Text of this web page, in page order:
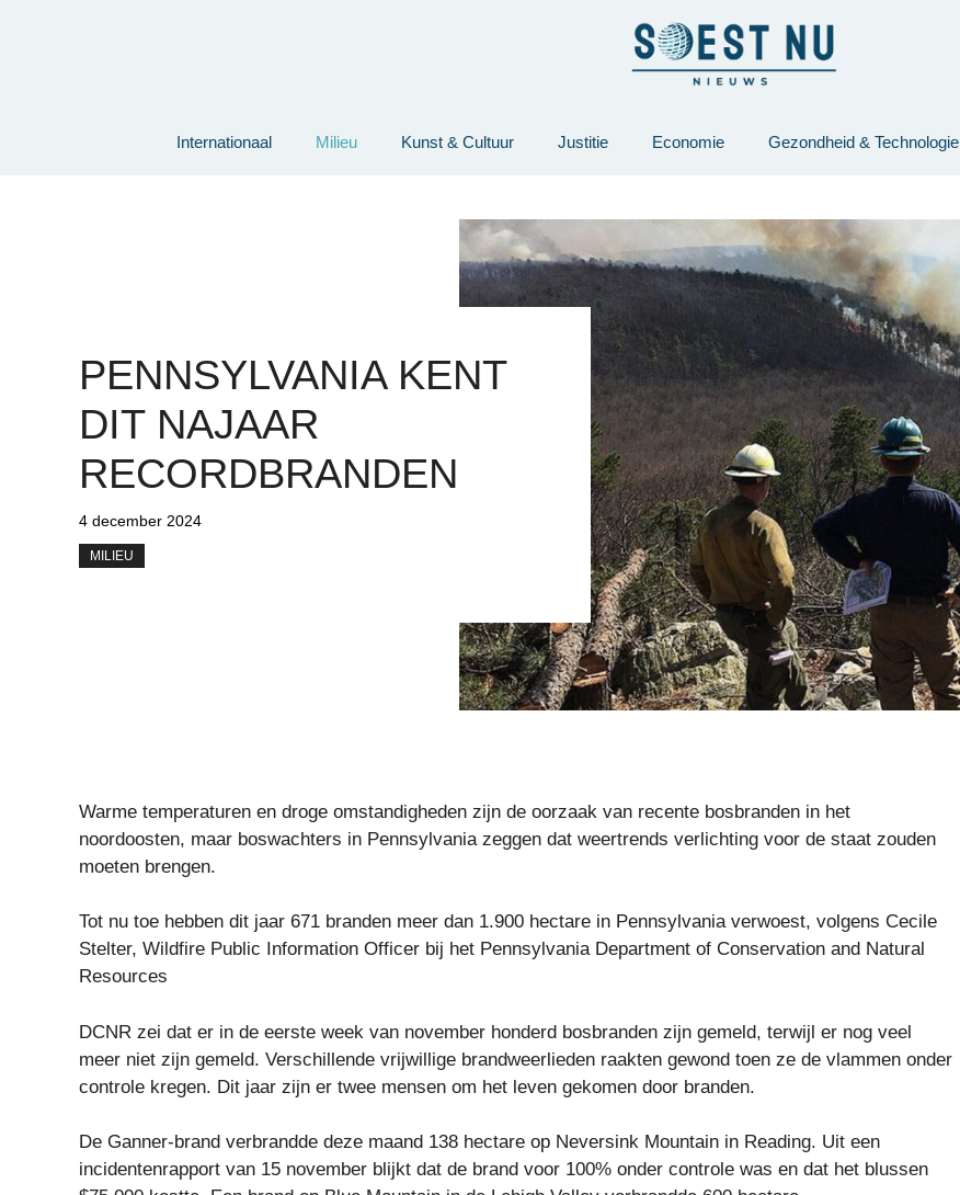
Internationaal Milieu Kunst & Cultuur Justitie Economie Gezondheid & Technologie
PENNSYLVANIA KENT
DIT NAJAAR
RECORDBRANDEN
4 december 2024
MILIEU
Warme temperaturen en droge omstandigheden zijn de oorzaak van recente bosbranden in het
noordoosten, maar boswachters in Pennsylvania zeggen dat weertrends verlichting voor de staat zouden
moeten brengen.
Tot nu toe hebben dit jaar 671 branden meer dan 1.900 hectare in Pennsylvania verwoest, volgens Cecile
Stelter, Wildfire Public Information Officer bij het Pennsylvania Department of Conservation and Natural
Resources
DCNR zei dat er in de eerste week van november honderd bosbranden zijn gemeld, terwijl er nog veel
meer niet zijn gemeld. Verschillende vrijwillige brandweerlieden raakten gewond toen ze de vlammen onder
controle kregen. Dit jaar zijn er twee mensen om het leven gekomen door branden.
De Ganner-brand verbrandde deze maand 138 hectare op Neversink Mountain in Reading. Uit een
incidentenrapport van 15 november blijkt dat de brand voor 100% onder controle was en dat het blussen